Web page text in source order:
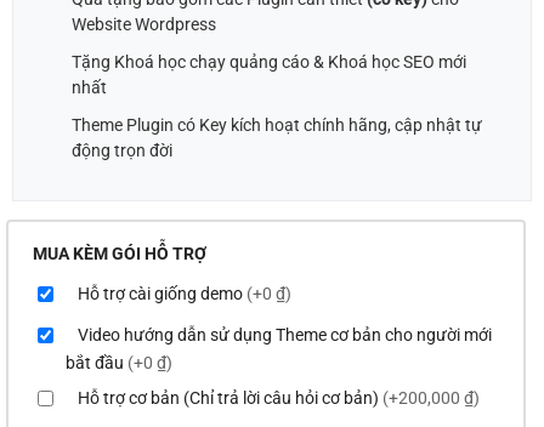
Website Wordpress
Tặng Khoá học chạy quảng cáo & Khoá học SEO mới
nhất
Theme Plugin có Key kích hoạt chính hãng, cập nhật tự
động trọn đời
MUA KÈM GÓI HỖ TRỢ
Hỗ trợ cài giống demo (+0 ₫)
Video hướng dẫn sử dụng Theme cơ bản cho người mới
bắt đầu (+0 ₫)
Hỗ trợ cơ bản (Chỉ trả lời câu hỏi cơ bản) (+200,000 ₫)